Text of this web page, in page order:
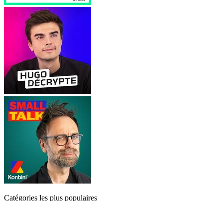
Catégories les plus populaires